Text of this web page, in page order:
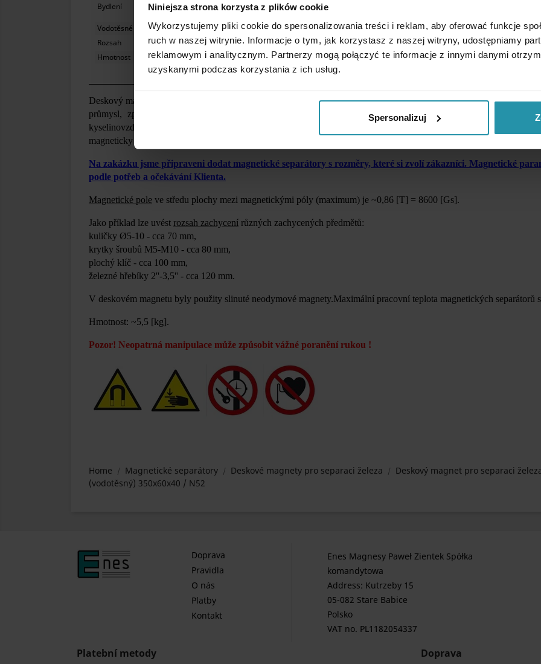
Niniejsza strona korzysta z plików cookie
Wykorzystujemy pliki cookie do spersonalizowania treści i reklam, aby oferować funkcje
ruch w naszej witrynie. Informacje o tym, jak korzystasz z naszej witryny, udostępniamy
reklamowym i analitycznym. Partnerzy mogą połączyć te informacje z innymi danymi
uzyskanymi podczas korzystania z ich usług.
Spersonalizuj
Bydlení
Vodotěsné
Rozsah
Hmotnost
Deskový magnet umístěný nad pásovým dopravníkem se používá k zachycování nežádoucích ocelových nebo
průmysl, zpracování plastů, nerostných surovin, recyklace atd.). Namontovaný pod úhlem může být
kyselinovzdorné oceli AISI 304 / EN 1.4301 obsahuje magnetický obvod s neodymovými magnety. Jedná se
magneticky aktivní. Oba konce jsou vybaveny dvěma otvory se závitem M10 (s roztečí 38 mm) pro montáž.
Na zakázku jsme připraveni dodat magnetické separátory s rozměry, které si zvolí zákazníci. Magnetické
podle potřeb a očekávání Klienta.
Magnetické pole ve středu plochy mezi magnetickými póly (maximum) je ~0,86 [T] = 8600 [Gs].
Jako příklad lze uvést rozsah zachycení různých zachycených předmětů:
kuličky Ø5-10 - cca 70 mm,
krytky šroubů M5-M10 - cca 80 mm,
plochý klíč - cca 100 mm,
železné hřebíky 2''-3,5'' - cca 120 mm.
V deskovém magnetu byly použity slinuté neodymové magnety.Maximální pracovní teplota magnetických separátorů
Hmotnost: ~5,5 [kg].
Pozor! Neopatrná manipulace může způsobit vážné poranění rukou !
Home Magnetické separátory Deskové magnety pro separaci železa
Deskový magnet pro separaci
(vodotěsný) 350x60x40 / N52
Doprava
Pravidla
O nás
Platby
Kontakt
Enes Magnesy Paweł Zientek Spółka
komandytowa
Address: Kutrzeby 15
05-082 Stare Babice
Polsko
VAT no. PL1182054337
Platební metody Doprava